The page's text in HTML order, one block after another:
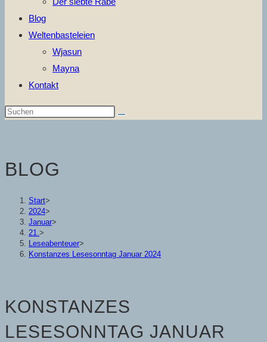
Blog
Weltenbasteleien
Wjasun
Mayna
Kontakt
Diese
BLOG
Start>
2024>
Januar>
21. >
Leseabenteuer>
Konstanzes Lesesonntag Januar 2024
KONSTANZES
LESESONNTAG JANUAR